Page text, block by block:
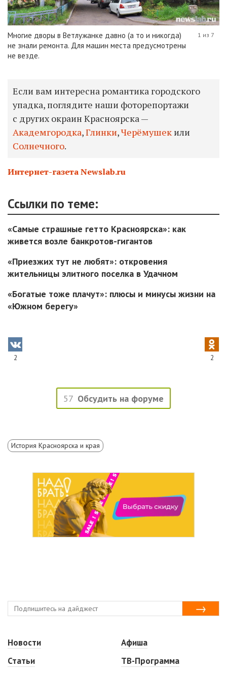
Многие дворы в Ветлужанке давно (а то и никогда)
не знали ремонта. Для машин места предусмотрены
не везде.
1 из 7
Если вам интересна романтика городского
упадка, поглядите наши фоторепортажи
с других окраин Красноярска —
Академгородка,Глинки,Черёмушек или
Солнечного.
Интернет-газета Newslab.ru
Ссылки по теме:
«Самые страшные гетто Красноярска»: как
живется возле банкротов-гигантов
«Приезжих тут не любят»: откровения
жительницы элитного поселка в Удачном
«Богатые тоже плачут»: плюсы и минусы жизни на
«Южном берегу»
2 2
57 Обсудить на форуме
История Красноярска и края
Новости
Статьи
Афиша
ТВ-Программа